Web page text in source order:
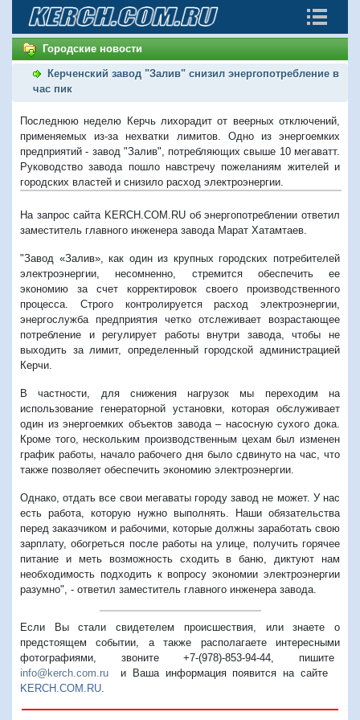
Городские новости
Керченский завод "Залив" снизил энергопотребление в
час пик
Последнюю неделю Керчь лихорадит от веерных отключений,
применяемых из-за нехватки лимитов. Одно из энергоемких
предприятий - завод "Залив", потребляющих свыше 10 мегаватт.
Руководство завода пошло навстречу пожеланиям жителей и
городских властей и снизило расход электроэнергии.
На запрос сайта KERCH.COM.RU об энергопотреблении ответил
заместитель главного инженера завода Марат Хатамтаев.
"Завод «Залив», как один из крупных городских потребителей
электроэнергии, несомненно, стремится обеспечить ее
экономию за счет корректировок своего производственного
процесса. Строго контролируется расход электроэнергии,
энергослужба предприятия четко отслеживает возрастающее
потребление и регулирует работы внутри завода, чтобы не
выходить за лимит, определенный городской администрацией
Керчи.
В частности, для снижения нагрузок мы переходим на
использование генераторной установки, которая обслуживает
один из энергоемких объектов завода – насосную сухого дока.
Кроме того, нескольким производственным цехам был изменен
график работы, начало рабочего дня было сдвинуто на час, что
также позволяет обеспечить экономию электроэнергии.
Однако, отдать все свои мегаваты городу завод не может. У нас
есть работа, которую нужно выполнять. Наши обязательства
перед заказчиком и рабочими, которые должны заработать свою
зарплату, обогреться после работы на улице, получить горячее
питание и меть возможность сходить в баню, диктуют нам
необходимость подходить к вопросу экономии электроэнергии
разумно", - ответил заместитель главного инженера завода.
Если Вы стали свидетелем происшествия, или знаете о
предстоящем событии, а также располагаете интересными
фотографиями, звоните +7-(978)-853-94-44, пишите
info@kerch.com.ru и Ваша информация появится на сайте
KERCH.COM.RU